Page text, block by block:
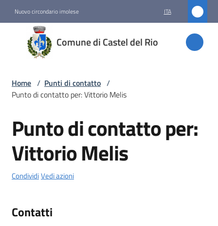
Nuovo circondario imolese ITA
Comune di Castel del Rio
Comune
di
Castel
Amministrazione
Novità
Servizi
Castel
Home / Punti di contatto /
Punto di contatto per: Vittorio Melis
Salta al contenuto
Punto di contatto per:
Vittorio Melis
CondividiVedi azioni
Contatti